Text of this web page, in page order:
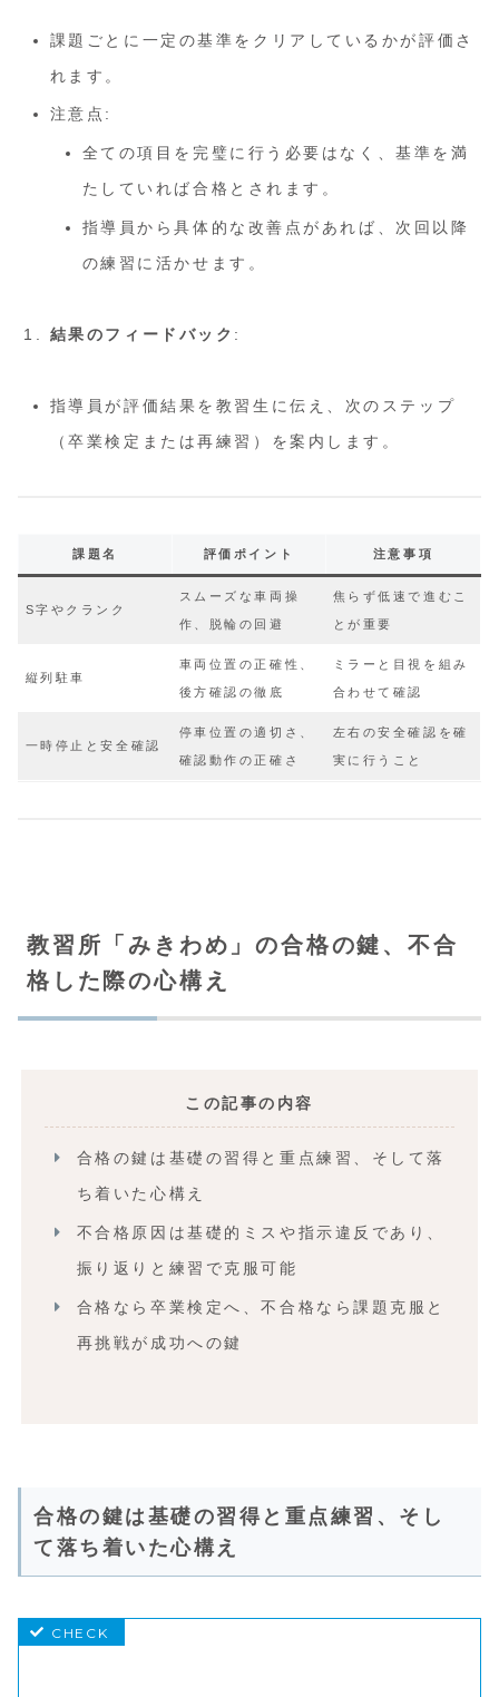
課題ごとに一定の基準をクリアしているかが評価さ
れます。
注意点:
全ての項目を完璧に行う必要はなく、基準を満
たしていれば合格とされます。
指導員から具体的な改善点があれば、次回以降
の練習に活かせます。
結果のフィードバック :
指導員が評価結果を教習生に伝え、次のステップ
（卒業検定または再練習）を案内します。
課題名 評価ポイント 注意事項
S字やクランク
スムーズな車両操
作、脱輪の回避
焦らず低速で進むこ
とが重要
縦列駐車
車両位置の正確性、
後方確認の徹底
ミラーと目視を組み
合わせて確認
一時停止と安全確認
停車位置の適切さ、
確認動作の正確さ
左右の安全確認を確
実に行うこと
教習所「みきわめ」の合格の鍵、不合
格した際の心構え
この記事の内容
合格の鍵は基礎の習得と重点練習、そして落
ち着いた心構え
不合格原因は基礎的ミスや指示違反であり、
振り返りと練習で克服可能
合格なら卒業検定へ、不合格なら課題克服と
再挑戦が成功への鍵
合格の鍵は基礎の習得と重点練習、そし
て落ち着いた心構え